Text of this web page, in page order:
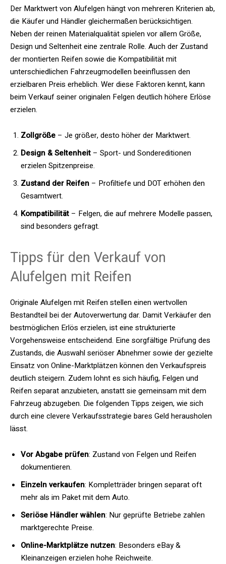
Der Marktwert von Alufelgen hängt von mehreren Kriterien ab,
die Käufer und Händler gleichermaßen berücksichtigen.
Neben der reinen Materialqualität spielen vor allem Größe,
Design und Seltenheit eine zentrale Rolle. Auch der Zustand
der montierten Reifen sowie die Kompatibilität mit
unterschiedlichen Fahrzeugmodellen beeinflussen den
erzielbaren Preis erheblich. Wer diese Faktoren kennt, kann
beim Verkauf seiner originalen Felgen deutlich höhere Erlöse
erzielen.
Zollgröße – Je größer, desto höher der Marktwert.
Design & Seltenheit – Sport- und Sondereditionen
erzielen Spitzenpreise.
Zustand der Reifen – Profiltiefe und DOT erhöhen den
Gesamtwert.
Kompatibilität – Felgen, die auf mehrere Modelle passen,
sind besonders gefragt.
Tipps für den Verkauf von
Alufelgen mit Reifen
Originale Alufelgen mit Reifen stellen einen wertvollen
Bestandteil bei der Autoverwertung dar. Damit Verkäufer den
bestmöglichen Erlös erzielen, ist eine strukturierte
Vorgehensweise entscheidend. Eine sorgfältige Prüfung des
Zustands, die Auswahl seriöser Abnehmer sowie der gezielte
Einsatz von Online-Marktplätzen können den Verkaufspreis
deutlich steigern. Zudem lohnt es sich häufig, Felgen und
Reifen separat anzubieten, anstatt sie gemeinsam mit dem
Fahrzeug abzugeben. Die folgenden Tipps zeigen, wie sich
durch eine clevere Verkaufsstrategie bares Geld herausholen
lässt.
Vor Abgabe prüfen: Zustand von Felgen und Reifen
dokumentieren.
Einzeln verkaufen: Kompletträder bringen separat oft
mehr als im Paket mit dem Auto.
Seriöse Händler wählen: Nur geprüfte Betriebe zahlen
marktgerechte Preise.
Online-Marktplätze nutzen: Besonders eBay &
Kleinanzeigen erzielen hohe Reichweite.